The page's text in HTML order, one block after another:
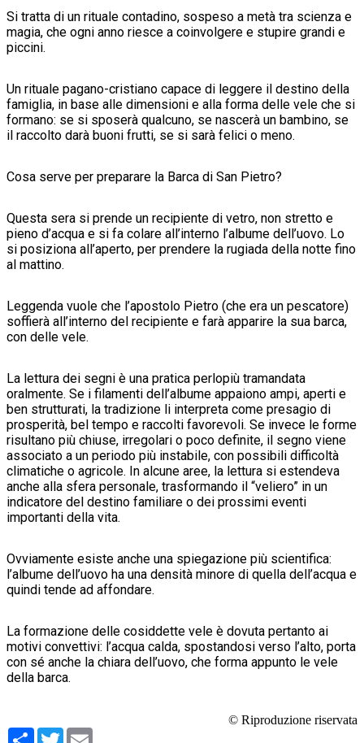
Si tratta di un rituale contadino, sospeso a metà tra scienza e
magia, che ogni anno riesce a coinvolgere e stupire grandi e
piccini.
Un rituale pagano-cristiano capace di leggere il destino della
famiglia, in base alle dimensioni e alla forma delle vele che si
formano: se si sposerà qualcuno, se nascerà un bambino, se
il raccolto darà buoni frutti, se si sarà felici o meno.
Cosa serve per preparare la Barca di San Pietro?
Questa sera si prende un recipiente di vetro, non stretto e
pieno d’acqua e si fa colare all’interno l’albume dell’uovo. Lo
si posiziona all’aperto, per prendere la rugiada della notte fino
al mattino.
Leggenda vuole che l’apostolo Pietro (che era un pescatore)
soffierà all’interno del recipiente e farà apparire la sua barca,
con delle vele.
La lettura dei segni è una pratica perlopiù tramandata
oralmente. Se i filamenti dell’albume appaiono ampi, aperti e
ben strutturati, la tradizione li interpreta come presagio di
prosperità, bel tempo e raccolti favorevoli. Se invece le forme
risultano più chiuse, irregolari o poco definite, il segno viene
associato a un periodo più instabile, con possibili difficoltà
climatiche o agricole. In alcune aree, la lettura si estendeva
anche alla sfera personale, trasformando il “veliero” in un
indicatore del destino familiare o dei prossimi eventi
importanti della vita.
Ovviamente esiste anche una spiegazione più scientifica:
l’albume dell’uovo ha una densità minore di quella dell’acqua e
quindi tende ad affondare.
La formazione delle cosiddette vele è dovuta pertanto ai
motivi convettivi: l’acqua calda, spostandosi verso l’alto, porta
con sé anche la chiara dell’uovo, che forma appunto le vele
della barca.
© Riproduzione riservata
Condividi
Twitter